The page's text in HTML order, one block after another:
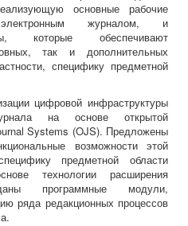
основные рабочие
журналом, и
которые обеспечивают
так и дополнительных
специфику предметной
цифровой инфраструктуры
на основе открытой
Systems (OJS). Предложены
возможности этой
предметной области
технологии расширения
программные модули,
ряда редакционных процессов